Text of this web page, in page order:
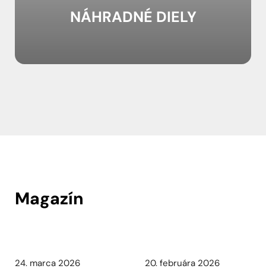
NÁHRADNÉ DIELY
Magazín
24. marca 2026 20. februára 2026